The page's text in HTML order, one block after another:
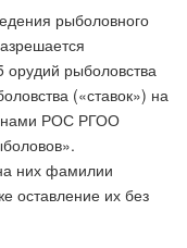
рыболовного
орудий рыболовства
(«ставок») на
РОС РГОО
них фамилии
оставление их без